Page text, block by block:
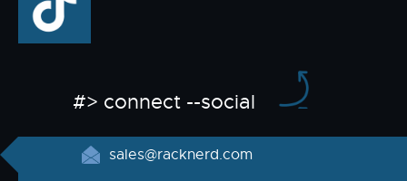
#> connect --social
sales@racknerd.com